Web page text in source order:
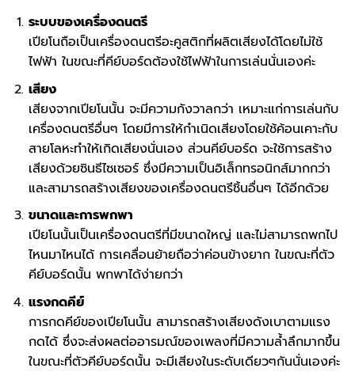
ระบบของเครื่องดนตรี
เปียโนถือเป็นเครื่องดนตรีอะคูสติกที่ผลิตเสียงได้โดยไม่ใช้
ไฟฟ้า ในขณะที่คีย์บอร์ดต้องใช้ไฟฟ้าในการเล่นนั่นเองค่ะ
เสียง
เสียงจากเปียโนนั้น จะมีความกังวาลกว่า เหมาะแก่การเล่นกับ
เครื่องดนตรีอื่นๆ โดยมีการให้กำเนิดเสียงโดยใช้ค้อนเคาะกับ
สายโลหะทำให้เกิดเสียงนั่นเอง ส่วนคีย์บอร์ด จะใช้การสร้าง
เสียงด้วยซินธีไซเซอร์ ซึ่งมีความเป็นอิเล็กทรอนิกส์มากกว่า
และสามารถสร้างเสียงของเครื่องดนตรีชิ้นอื่นๆ ได้อีกด้วย
ขนาดและการพกพา
เปียโนนั้นเป็นเครื่องดนตรีที่มีขนาดใหญ่ และไม่สามารถพกไป
ไหนมาไหนได้ การเคลื่อนย้ายถือว่าค่อนข้างยาก ในขณะที่ตัว
คีย์บอร์ดนั้น พกพาได้ง่ายกว่า
แรงกดคีย์
การกดคีย์ของเปียโนนั้น สามารถสร้างเสียงดังเบาตามแรง
กดได้ ซึ่งจะส่งผลต่ออารมณ์ของเพลงที่มีความล้ำลึกมากขึ้น
ในขณะที่ตัวคีย์บอร์ดนั้น จะมีเสียงในระดับเดียวๆกันนั่นเองค่ะ